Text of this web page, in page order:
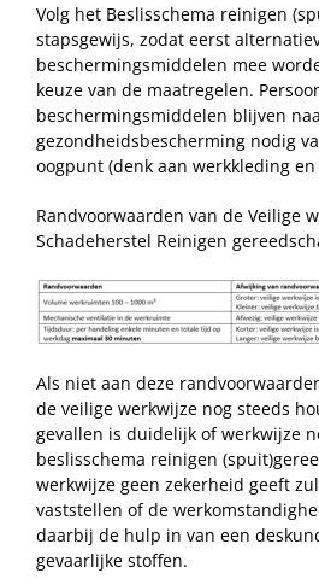
Volg het Beslisschema reinigen
stapsgewijs, zodat eerst
beschermingsmiddelen mee
keuze van de maatregelen.
beschermingsmiddelen blijven
gezondheidsbescherming nodig
oogpunt (denk aan werkkleding
Randvoorwaarden van de Veilige
Schadeherstel Reinigen
Als niet aan deze
de veilige werkwijze nog steeds
gevallen is duidelijk of werkwijze
beslisschema reinigen
werkwijze geen zekerheid geeft
vaststellen of de
daarbij de hulp in van een
gevaarlijke stoffen.